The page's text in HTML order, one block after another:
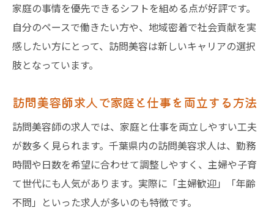
家庭の事情を優先できるシフトを組める点が好評です。
自分のペースで働きたい方や、地域密着で社会貢献を実
感したい方にとって、訪問美容は新しいキャリアの選択
肢となっています。
訪問美容師求人で家庭と仕事を両立する方法
訪問美容師の求人では、家庭と仕事を両立しやすい工夫
が数多く見られます。千葉県内の訪問美容求人は、勤務
時間や日数を希望に合わせて調整しやすく、主婦や子育
て世代にも人気があります。実際に「主婦歓迎」「年齢
不問」といった求人が多いのも特徴です。